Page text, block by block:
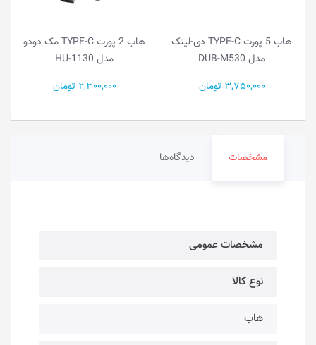
هاب 5 پورت TYPE-C دی-لینک
مدل DUB-M530
3,750,000 تومان
هاب 2 پورت TYPE-C مک دودو
مدل HU-1130
2,300,000 تومان
مشخصات دیدگاه‌ها
مشخصات عمومی
نوع کالا
هاب